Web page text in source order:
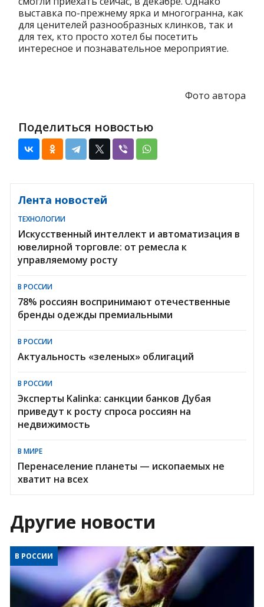
выставка по-прежнему ярка и многогранна, как
для ценителей разнообразных клинков, так и
для тех, кто просто хотел бы посетить
интересное и познавательное мероприятие.
Фото автора
Поделиться новостью
Лента новостей
ТЕХНОЛОГИИ
Искусственный интеллект и автоматизация в
ювелирной торговле: от ремесла к
управляемому росту
В РОССИИ
78% россиян воспринимают отечественные
бренды одежды премиальными
В РОССИИ
Актуальность «зеленых» облигаций
В РОССИИ
Эксперты Kalinka: санкции банков Дубая
приведут к росту спроса россиян на
недвижимость
В МИРЕ
Перенаселение планеты — ископаемых не
хватит на всех
Другие новости
В РОССИИ